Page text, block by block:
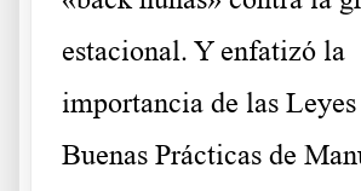
estacional. Y enfatizó la
importancia de las Leyes
Buenas Prácticas de